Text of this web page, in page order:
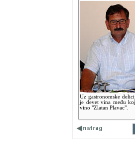
Uz gastronomske
je devet vina među
vino "Zlatan Plavac".